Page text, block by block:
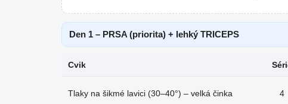
Den 1 – PRSA (priorita) + lehký TRICEPS
Cvik
Tlaky na šikmé lavici (30–40°) – velká činka 4